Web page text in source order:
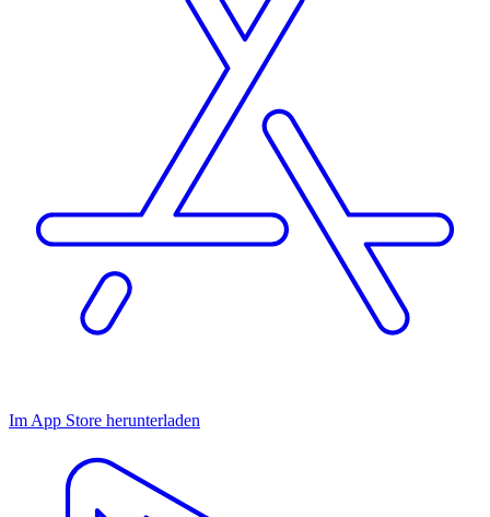
Im App Store herunterladen